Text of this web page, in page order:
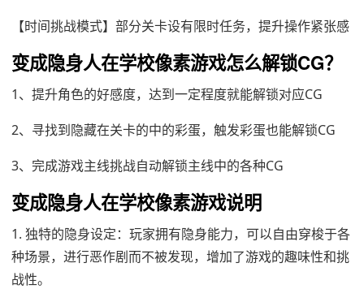
【时间挑战模式】部分关卡设有限时任务，提升操作紧张感
变成隐身人在学校像素游戏怎么解锁CG？
1、提升角色的好感度，达到一定程度就能解锁对应CG
2、寻找到隐藏在关卡的中的彩蛋，触发彩蛋也能解锁CG
3、完成游戏主线挑战自动解锁主线中的各种CG
变成隐身人在学校像素游戏说明
1. 独特的隐身设定：玩家拥有隐身能力，可以自由穿梭于各
种场景，进行恶作剧而不被发现，增加了游戏的趣味性和挑
战性。